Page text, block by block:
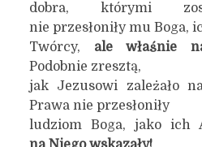
dobra, którymi
nie przesłoniły mu Boga,
Twórcy, ale właśnie
Podobnie zresztą,
jak Jezusowi zależało
Prawa nie przesłoniły
ludziom Boga, jako ich